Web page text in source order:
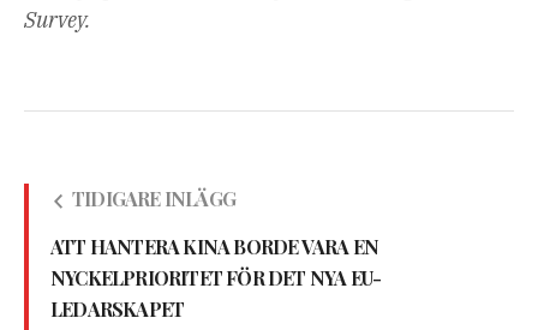
Survey.
TIDIGARE INLÄGG
ATT HANTERA KINA BORDE VARA EN
NYCKELPRIORITET FÖR DET NYA EU-
LEDARSKAPET